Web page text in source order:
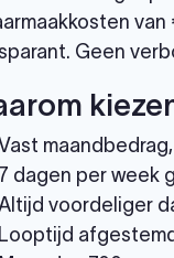
Geen
7 dagen per week
voordeliger
Looptijd